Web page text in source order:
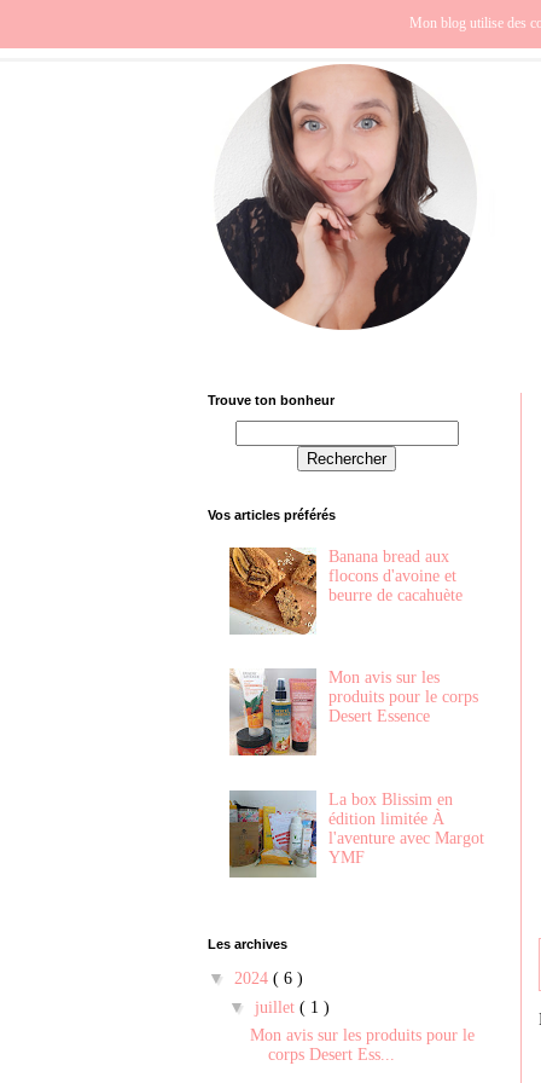
Europe
Trouve ton bonheur
Vos articles préférés
Banana bread aux
flocons d'avoine et
beurre de cacahuète
Mon avis sur les
produits pour le corps
Desert Essence
La box Blissim en
édition limitée À
l'aventure avec Margot
YMF
Les archives
▼ 2024 ( 6 )
▼ juillet ( 1 )
Mon avis sur les produits pour le
corps Desert Ess...
Mon blog utilise des